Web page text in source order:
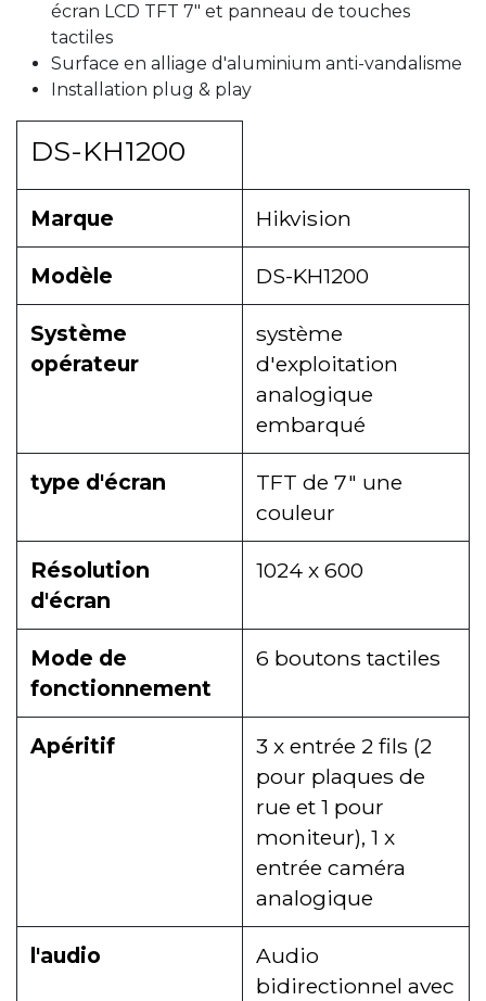
écran LCD TFT 7" et panneau de touches
tactiles
Surface en alliage d'aluminium anti-vandalisme
Installation plug & play
DS-KH1200
Marque Hikvision
Modèle DS-KH1200
Système
opérateur
système
d'exploitation
analogique
embarqué
type d'écran
TFT de 7" une
couleur
Résolution
d'écran
1024 x 600
Mode de
fonctionnement
6 boutons tactiles
Apéritif
3 x entrée 2 fils (2
pour plaques de
rue et 1 pour
moniteur), 1 x
entrée caméra
analogique
l'audio
Audio
bidirectionnel avec